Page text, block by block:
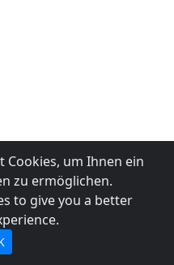
Cookies, um Ihnen ein
zu ermöglichen.
to give you a better